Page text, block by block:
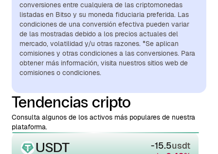
conversiones entre cualquiera de las criptomonedas
listadas en Bitso y su moneda fiduciaria preferida. Las
condiciones de una conversión efectiva pueden variar
de las mostradas debido a los precios actuales del
mercado, volatilidad y/u otras razones. *Se aplican
comisiones y otras condiciones a las conversiones. Para
obtener más información, visita nuestros sitios web de
comisiones o condiciones.
Tendencias cripto
Consulta algunos de los activos más populares de nuestra
plataforma.
USDT -15.5usdt